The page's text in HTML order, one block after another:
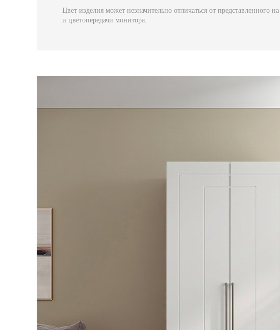
Цвет изделия может незначительно отличаться от представленного
и цветопередачи монитора.